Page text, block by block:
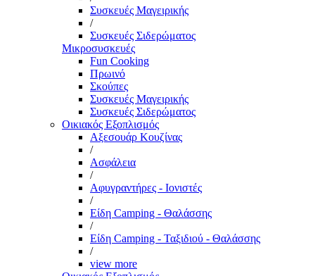
Συσκευές Μαγειρικής
/
Συσκευές Σιδερώματος
Μικροσυσκευές
Fun Cooking
Πρωινό
Σκούπες
Συσκευές Μαγειρικής
Συσκευές Σιδερώματος
Οικιακός Εξοπλισμός
Αξεσουάρ Κουζίνας
/
Ασφάλεια
/
Αφυγραντήρες - Ιονιστές
/
Είδη Camping - Θαλάσσης
/
Είδη Camping - Ταξιδιού - Θαλάσσης
/
view more